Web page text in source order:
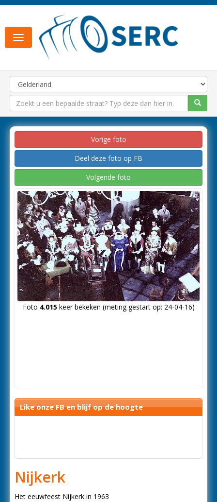
Toggle
navigation
Vorige foto
Deel deze foto op FB
Volgende foto
Foto 4.015keer bekeken (meting gestart op: 24-04-16)
Like onze FB en blijf op de hoogte
Nijkerk
Het eeuwfeest Nijkerk in 1963